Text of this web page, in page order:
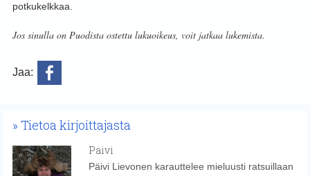
potkukelkkaa.
Jos sinulla on Puodista ostettu lukuoikeus, voit jatkaa lukemista.
Jaa:
Tietoa kirjoittajasta
Paivi
Päivi Lievonen karauttelee mieluusti ratsuillaan